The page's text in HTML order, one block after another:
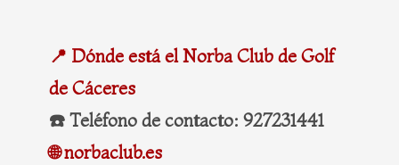
📍 Dónde está el Norba Club de Golf
de Cáceres
☎️ Teléfono de contacto: 927231441
🌐 norbaclub.es